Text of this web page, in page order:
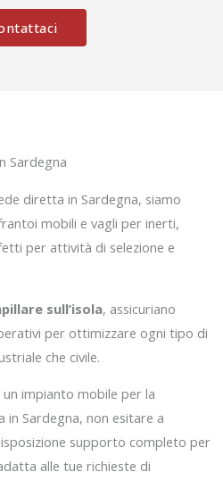
Sardegna
diretta in Sardegna, siamo
mobili e vagli per inerti,
per attività di selezione e
sull’isola, assicuriano
per ottimizzare ogni tipo di
che civile.
impianto mobile per la
in Sardegna, non esitare a
supporto completo per
alle tue richieste di